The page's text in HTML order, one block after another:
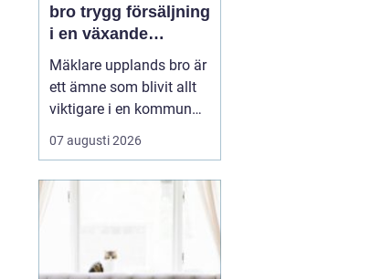
bro trygg försäljning
i en växande
kommun
Mäklare upplands bro är
ett ämne som blivit allt
viktigare i en kommun
som växer snabbt och
lockar både
erfarna bostadsägare.
pendlarsamhälle till att
07 augusti 2026